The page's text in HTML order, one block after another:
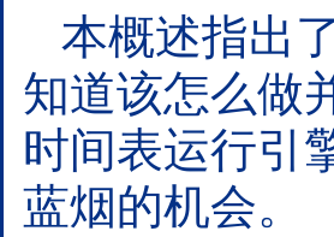
本概述指出
知道该怎么做
时间表运行引
蓝烟的机会。